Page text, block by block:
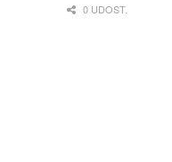
0 UDOST.